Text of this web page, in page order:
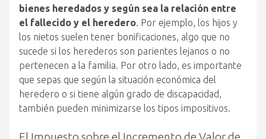
bienes heredados y según sea la relación entre
el fallecido y el heredero. Por ejemplo, los hijos y
los nietos suelen tener bonificaciones, algo que no
sucede si los herederos son parientes lejanos o no
pertenecen a la familia. Por otro lado, es importante
que sepas que según la situación económica del
heredero o si tiene algún grado de discapacidad,
también pueden minimizarse los tipos impositivos.